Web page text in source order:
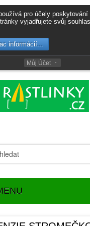
pro účely
vyjadřujete svůj
informácií...
Můj Účet